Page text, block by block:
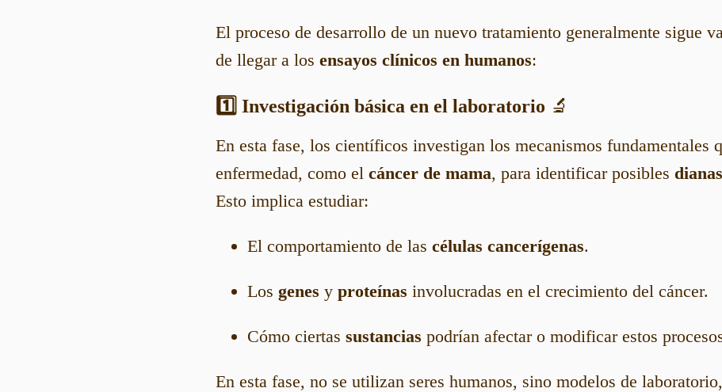
El proceso de desarrollo de un nuevo tratamiento generalmente sigue
de llegar a los ensayos clínicos en humanos:
1️⃣ Investigación básica en el laboratorio 🔬
En esta fase, los científicos investigan los mecanismos fundamentales
enfermedad, como el cáncer de mama, para identificar posibles
Esto implica estudiar:
El comportamiento de las células cancerígenas.
Los genes y proteínas involucradas en el crecimiento del cáncer.
Cómo ciertas sustancias podrían afectar o modificar estos
En esta fase, no se utilizan seres humanos, sino modelos de